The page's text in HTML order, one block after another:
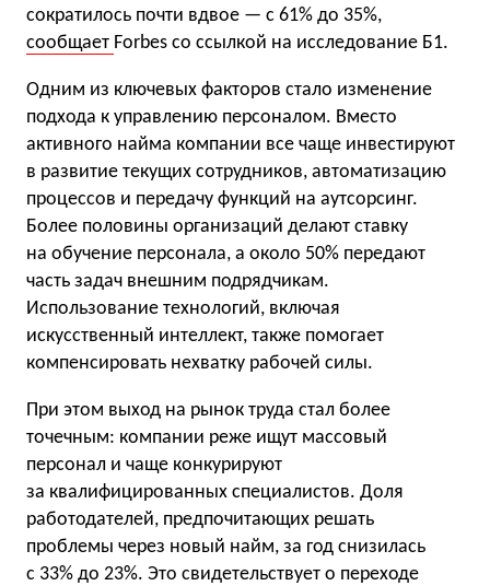
сократилось почти вдвое — с 61% до 35%,
сообщает Forbes со ссылкой на исследование Б1.
Одним из ключевых факторов стало изменение
подхода к управлению персоналом. Вместо
активного найма компании все чаще инвестируют
в развитие текущих сотрудников, автоматизацию
процессов и передачу функций на аутсорсинг.
Более половины организаций делают ставку
на обучение персонала, а около 50% передают
часть задач внешним подрядчикам.
Использование технологий, включая
искусственный интеллект, также помогает
компенсировать нехватку рабочей силы.
При этом выход на рынок труда стал более
точечным: компании реже ищут массовый
персонал и чаще конкурируют
за квалифицированных специалистов. Доля
работодателей, предпочитающих решать
проблемы через новый найм, за год снизилась
с 33% до 23%. Это свидетельствует о переходе